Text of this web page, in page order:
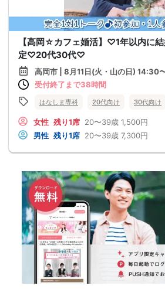
【高岡☆カフェ婚活】♡1年以内に
定♡20代30代♡
高岡市 | 8月11日(火・山の日) 14:30
受付終了まで38時間
はなしま専科 20代向け 30代向け
女性 残り1席 20〜39歳 1,500円
男性 残り1席 20〜39歳 7,300円